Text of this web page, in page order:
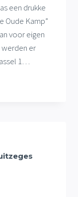
een drukke
Oude Kamp”
voor eigen
er
1…